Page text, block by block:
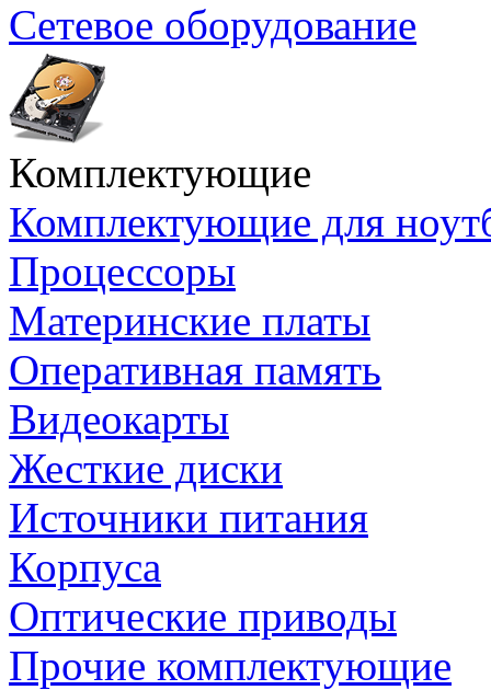
Сетевое оборудование
Комплектующие
Комплектующие для
Процессоры
Материнские платы
Оперативная память
Видеокарты
Жесткие диски
Источники питания
Корпуса
Оптические приводы
Прочие комплектующие